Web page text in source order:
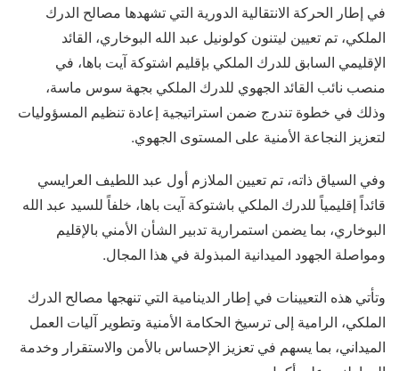
في إطار الحركة الانتقالية الدورية التي تشهدها مصالح الدرك
الملكي، تم تعيين ليتنون كولونيل عبد الله البوخاري، القائد
الإقليمي السابق للدرك الملكي بإقليم اشتوكة آيت باها، في
منصب نائب القائد الجهوي للدرك الملكي بجهة سوس ماسة،
وذلك في خطوة تندرج ضمن استراتيجية إعادة تنظيم المسؤوليات
لتعزيز النجاعة الأمنية على المستوى الجهوي.
وفي السياق ذاته، تم تعيين الملازم أول عبد اللطيف العرايسي
قائداً إقليمياً للدرك الملكي باشتوكة آيت باها، خلفاً للسيد عبد الله
البوخاري، بما يضمن استمرارية تدبير الشأن الأمني بالإقليم
ومواصلة الجهود الميدانية المبذولة في هذا المجال.
وتأتي هذه التعيينات في إطار الدينامية التي تنهجها مصالح الدرك
الملكي، الرامية إلى ترسيخ الحكامة الأمنية وتطوير آليات العمل
الميداني، بما يسهم في تعزيز الإحساس بالأمن والاستقرار وخدمة